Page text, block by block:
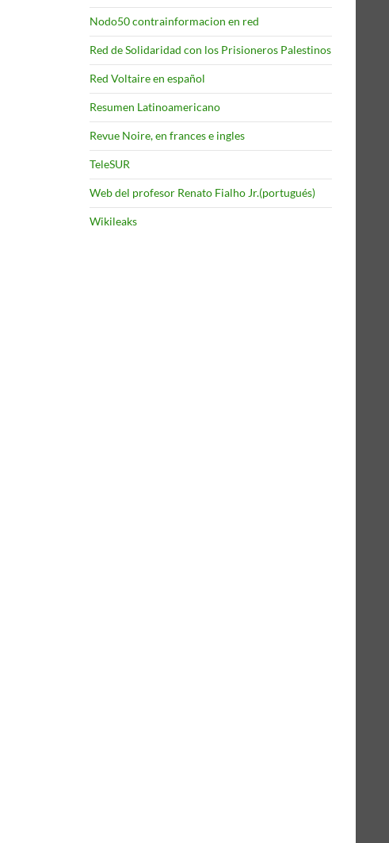
Nodo50 contrainformacion en red
Red de Solidaridad con los Prisioneros Palestinos
Red Voltaire en español
Resumen Latinoamericano
Revue Noire, en frances e ingles
TeleSUR
Web del profesor Renato Fialho Jr.(portugués)
Wikileaks